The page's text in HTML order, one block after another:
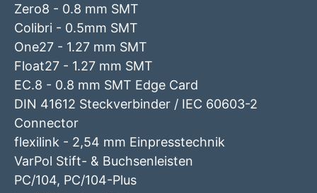
Zero8 - 0.8 mm SMT
Colibri - 0.5mm SMT
One27 - 1.27 mm SMT
Float27 - 1.27 mm SMT
EC.8 - 0.8 mm SMT Edge Card
DIN 41612 Steckverbinder / IEC 60603-2
Connector
flexilink - 2,54 mm Einpresstechnik
VarPol Stift- & Buchsenleisten
PC/104, PC/104-Plus